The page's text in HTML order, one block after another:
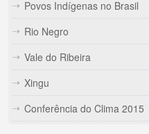
Povos Indígenas no Brasil
Rio Negro
Vale do Ribeira
Xingu
Conferência do Clima 2015